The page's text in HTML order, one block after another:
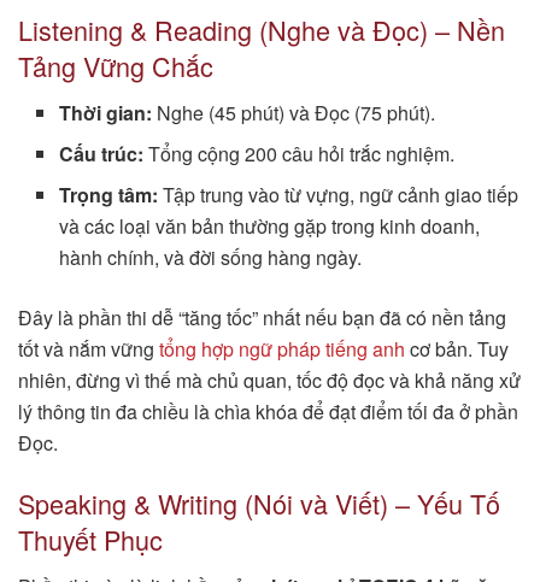
Listening & Reading (Nghe và Đọc) – Nền
Tảng Vững Chắc
Thời gian: Nghe (45 phút) và Đọc (75 phút).
Cấu trúc: Tổng cộng 200 câu hỏi trắc nghiệm.
Trọng tâm: Tập trung vào từ vựng, ngữ cảnh giao tiếp
và các loại văn bản thường gặp trong kinh doanh,
hành chính, và đời sống hàng ngày.
Đây là phần thi dễ “tăng tốc” nhất nếu bạn đã có nền tảng
tốt và nắm vững tổng hợp ngữ pháp tiếng anh cơ bản. Tuy
nhiên, đừng vì thế mà chủ quan, tốc độ đọc và khả năng xử
lý thông tin đa chiều là chìa khóa để đạt điểm tối đa ở phần
Đọc.
Speaking & Writing (Nói và Viết) – Yếu Tố
Thuyết Phục